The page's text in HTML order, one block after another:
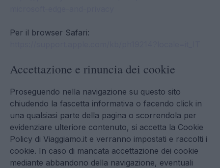
Per il browser Safari:
Accettazione e rinuncia dei cookie
Proseguendo nella navigazione su questo sito
chiudendo la fascetta informativa o facendo click in
una qualsiasi parte della pagina o scorrendola per
evidenziare ulteriore contenuto, si accetta la Cookie
Policy di Viaggiamo.it e verranno impostati e raccolti i
cookie. In caso di mancata accettazione dei cookie
mediante abbandono della navigazione, eventuali